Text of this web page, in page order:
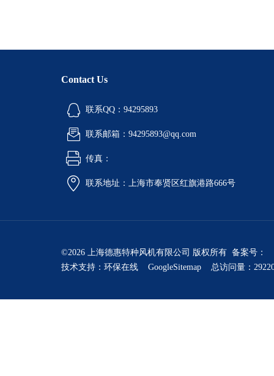
Contact Us
联系QQ：94295893
联系邮箱：94295893@qq.com
传真：
联系地址：上海市奉贤区红旗港路666号
©2026 上海德惠特种风机有限公司 版权所有 备案号：
技术支持： 环保在线 GoogleSitemap 总访问量：